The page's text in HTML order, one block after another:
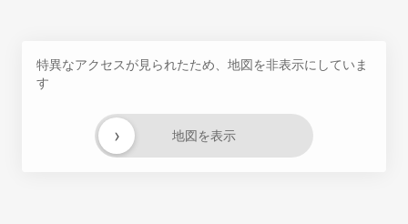
特異なアクセスが見られたため、地図を非表示にしていま
す
地図を表示
›